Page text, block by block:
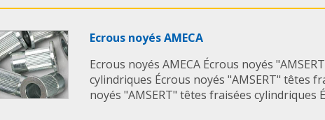
Ecrous noyés AMECA
Ecrous noyés AMECA Écrous noyés
cylindriques Écrous noyés "AMSERT" têtes
noyés "AMSERT" têtes fraisées cylindriques